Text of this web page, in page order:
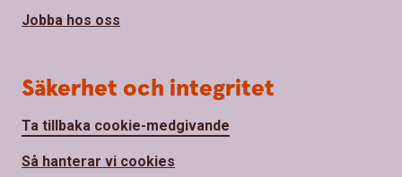
Jobba hos oss
Säkerhet och integritet
Ta tillbaka cookie-medgivande
Så hanterar vi cookies